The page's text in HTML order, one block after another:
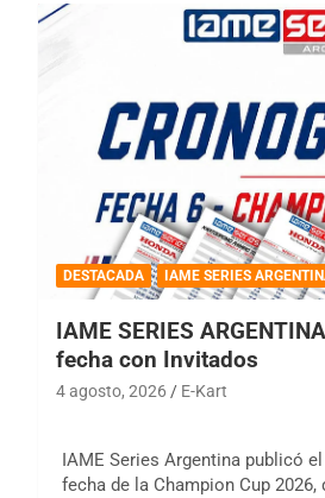
DESTACADA IAME SERIES
IAME SERIES
fecha con Invitados
4 agosto, 2026 E-Kart
IAME Series Argentina publicó
fecha de la Champion Cup 2026,